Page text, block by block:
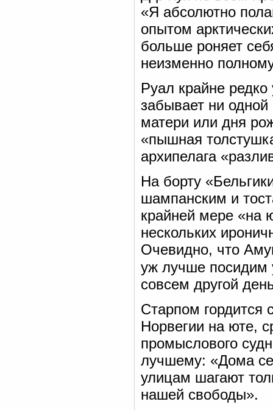
«Я абсолютно
опытом
больше роняет
неизменно
Руал крайне
забывает ни
матери или дня
«пышная
архипелага
На борту
шампанским и
крайней мере «на
нескольких
Очевидно, что
уж лучше посидим
совсем другой
Старпом гордится
Норвегии на юте,
промыслового
лучшему: «Дома
улицам шагают
нашей свободы».